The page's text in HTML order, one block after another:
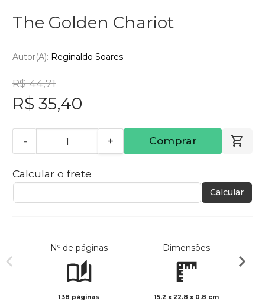
The Golden Chariot
Autor(a): Reginaldo Soares
R$ 44,71
R$ 35,40
- + Comprar
Calcular o frete
Calcular
Nº de páginas
138 páginas
Dimensões
15.2 x 22.8 x 0.8 cm